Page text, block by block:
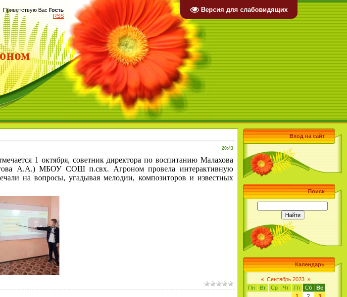
Версия для слабовидящих
Приветствую Вас Гость
RSS
20:43
1 октября, советник директора по воспитанию Малахова
А.А.) МБОУ СОШ п.свх. Агроном провела интерактивную
на вопросы, угадывая мелодии, композиторов и известных
Вход на сайт
Поиск
Календарь
« Сентябрь 2023 »
Пн
Вт Ср Чт Пт Сб
Вс